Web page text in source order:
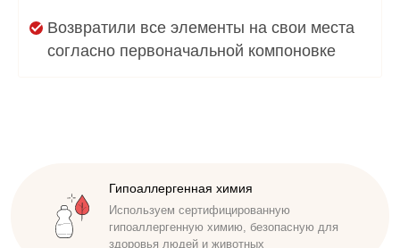
Возвратили все элементы на свои места
согласно первоначальной компоновке
Доступная стоимость
Удобные способы оплаты. Наличный,
безналичный расчет. Работаем по договору